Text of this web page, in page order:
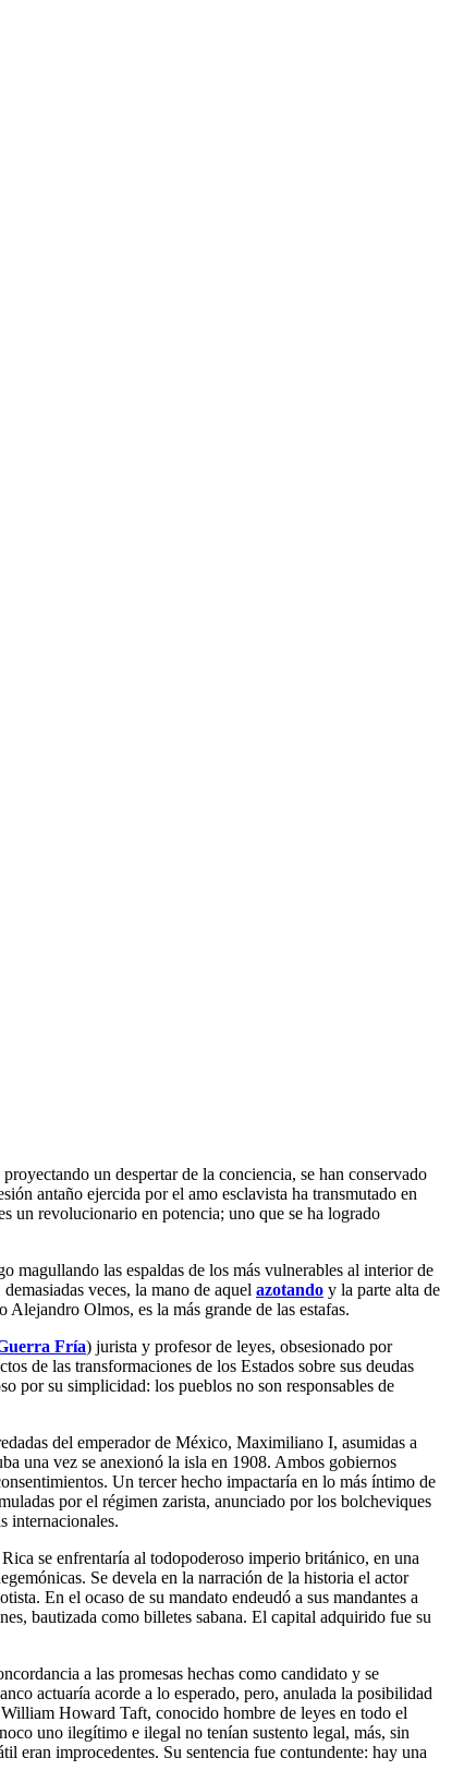
un despertar de la conciencia, se han conservado
antaño ejercida por el amo esclavista ha transmutado en
un revolucionario en potencia; uno que se ha logrado
magullando las espaldas de los más vulnerables al interior de
veces, la mano de aquel azotando y la parte alta de
Olmos, es la más grande de las estafas.
Fría) jurista y profesor de leyes, obsesionado por
de las transformaciones de los Estados sobre sus deudas
por su simplicidad: los pueblos no son responsables de
del emperador de México, Maximiliano I, asumidas a
una vez se anexionó la isla en 1908. Ambos gobiernos
Un tercer hecho impactaría en lo más íntimo de
por el régimen zarista, anunciado por los bolcheviques
internacionales.
se enfrentaría al todopoderoso imperio británico, en una
Se devela en la narración de la historia el actor
En el ocaso de su mandato endeudó a sus mandantes a
bautizada como billetes sabana. El capital adquirido fue su
a las promesas hechas como candidato y se
actuaría acorde a lo esperado, pero, anulada la posibilidad
Howard Taft, conocido hombre de leyes en todo el
uno ilegítimo e ilegal no tenían sustento legal, más, sin
eran improcedentes. Su sentencia fue contundente: hay una